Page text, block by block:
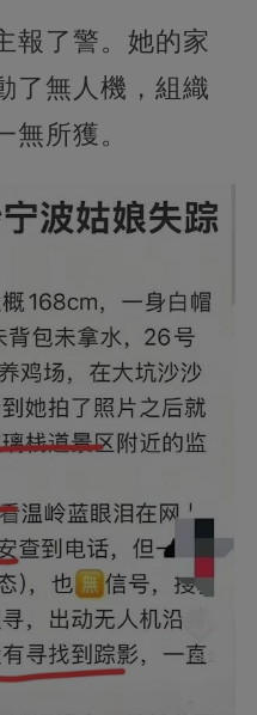
報了警。她的家
了無人機，組織
無所獲。